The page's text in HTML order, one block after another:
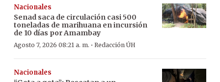
Nacionales
Senad saca de circulación casi 500
toneladas de marihuana en incursión
de 10 días por Amambay
Agosto 7, 2026 08:21 a. m. · Redacción ÚH
Nacionales